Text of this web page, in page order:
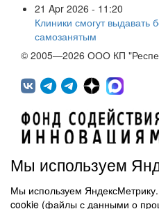
21 Apr 2026 - 11:20
Клиники смогут выдавать
самозанятым
© 2005—2026 ООО КП
450071, г.Уфа, ул. 50 лет
Мы используем
Мы используем
cookie (файлы с данными о